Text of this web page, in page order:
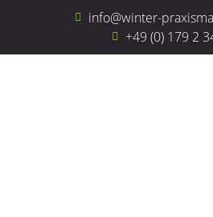
info@winter-
+49 (0) 179 2